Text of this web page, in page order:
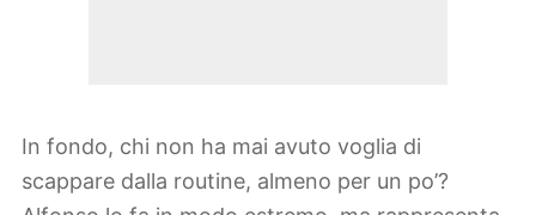
In fondo, chi non ha mai avuto voglia di
scappare dalla routine, almeno per un po’?